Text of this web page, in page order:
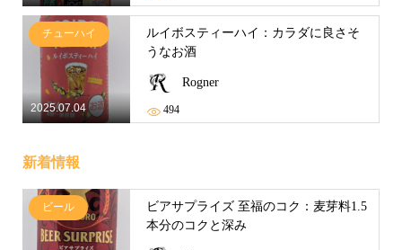
2025.07.04
チューハイ
ルイボスティーハイ：カラダに良さそ
うなお酒
Rogner
494
新着情報
ビール
ビアサプライズ 至福のコク：麦芽料1.5
本分のコクと深み